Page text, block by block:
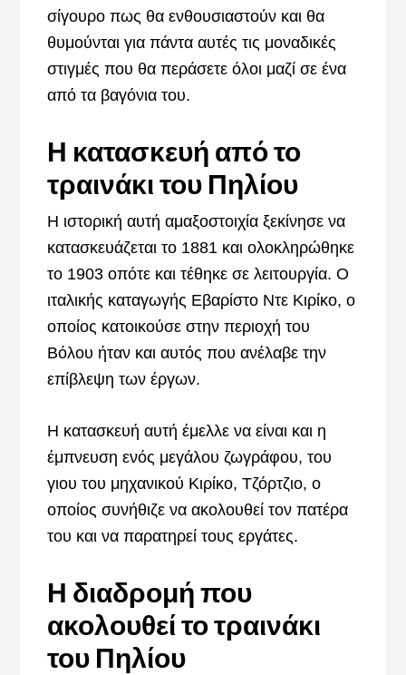
σίγουρο πως θα ενθουσιαστούν και θα
θυμούνται για πάντα αυτές τις μοναδικές
στιγμές που θα περάσετε όλοι μαζί σε ένα
από τα βαγόνια του.
Η κατασκευή από το
τραινάκι του Πηλίου
Η ιστορική αυτή αμαξοστοιχία ξεκίνησε να
κατασκευάζεται το 1881 και ολοκληρώθηκε
το 1903 οπότε και τέθηκε σε λειτουργία. Ο
ιταλικής καταγωγής Εβαρίστο Ντε Κιρίκο, ο
οποίος κατοικούσε στην περιοχή του
Βόλου ήταν και αυτός που ανέλαβε την
επίβλεψη των έργων.
Η κατασκευή αυτή έμελλε να είναι και η
έμπνευση ενός μεγάλου ζωγράφου, του
γιου του μηχανικού Κιρίκο, Τζόρτζιο, ο
οποίος συνήθιζε να ακολουθεί τον πατέρα
του και να παρατηρεί τους εργάτες.
Η διαδρομή που
ακολουθεί το τραινάκι
του Πηλίου